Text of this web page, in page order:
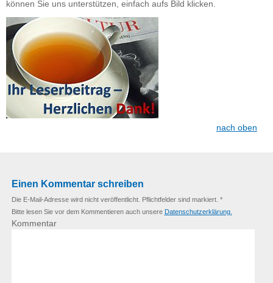
können Sie uns unterstützen, einfach aufs Bild klicken.
nach oben
Einen Kommentar schreiben
Die E-Mail-Adresse wird nicht veröffentlicht. Pflichtfelder sind markiert. *
Bitte lesen Sie vor dem Kommentieren auch unsere Datenschutzerklärung.
Kommentar